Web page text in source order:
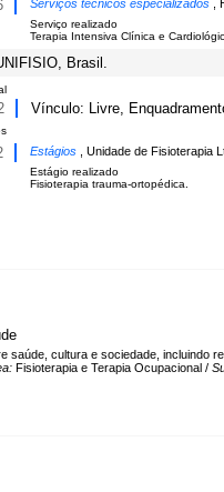
Serviços técnicos especializados
Serviço realizado
Terapia Intensiva Clínica e
Brasil.
Vínculo: Livre,
Estágios , Unidade de Fisioterapia
Estágio realizado
Fisioterapia trauma-ortopédica.
saúde, cultura e sociedade, incluindo
Fisioterapia e Terapia Ocupacional /